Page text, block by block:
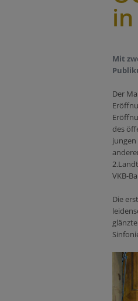
Mit
Der
des
VKB-
Die